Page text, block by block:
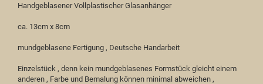
Handgeblasener Vollplastischer Glasanhänger
ca. 13cm x 8cm
mundgeblasene Fertigung , Deutsche Handarbeit
Einzelstück , denn kein mundgeblasenes Formstück gleicht einem
anderen , Farbe und Bemalung können minimal abweichen ,